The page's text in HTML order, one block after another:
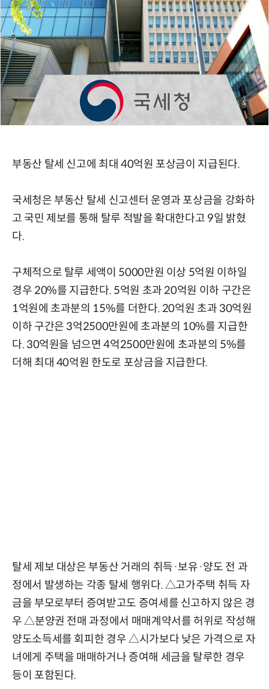
부동산 탈세 신고에 최대 40억원 포상금이 지급된다.
국세청은 부동산 탈세 신고센터 운영과 포상금을 강화하
고 국민 제보를 통해 탈루 적발을 확대한다고 9일 밝혔
다.
구체적으로 탈루 세액이 5000만원 이상 5억원 이하일
경우 20%를 지급한다. 5억원 초과 20억원 이하 구간은
1억원에 초과분의 15%를 더한다. 20억원 초과 30억원
이하 구간은 3억2500만원에 초과분의 10%를 지급한
다. 30억원을 넘으면 4억2500만원에 초과분의 5%를
더해 최대 40억원 한도로 포상금을 지급한다.
탈세 제보 대상은 부동산 거래의 취득·보유·양도 전 과
정에서 발생하는 각종 탈세 행위다. △고가주택 취득 자
금을 부모로부터 증여받고도 증여세를 신고하지 않은 경
우 △분양권 전매 과정에서 매매계약서를 허위로 작성해
양도소득세를 회피한 경우 △시가보다 낮은 가격으로 자
녀에게 주택을 매매하거나 증여해 세금을 탈루한 경우
등이 포함된다.